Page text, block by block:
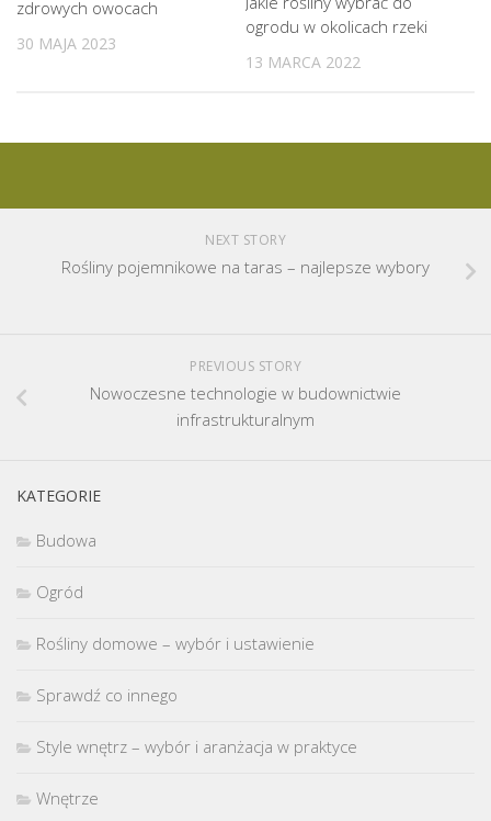
zdrowych owocach
30 MAJA 2023
ogrodu w okolicach rzeki
13 MARCA 2022
NEXT STORY
Rośliny pojemnikowe na taras – najlepsze wybory
PREVIOUS STORY
Nowoczesne technologie w budownictwie
infrastrukturalnym
KATEGORIE
Budowa
Ogród
Rośliny domowe – wybór i ustawienie
Sprawdź co innego
Style wnętrz – wybór i aranżacja w praktyce
Wnętrze